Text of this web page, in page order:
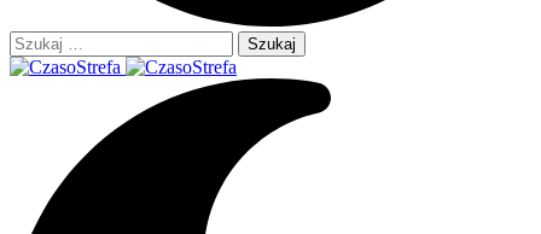
Szukaj: